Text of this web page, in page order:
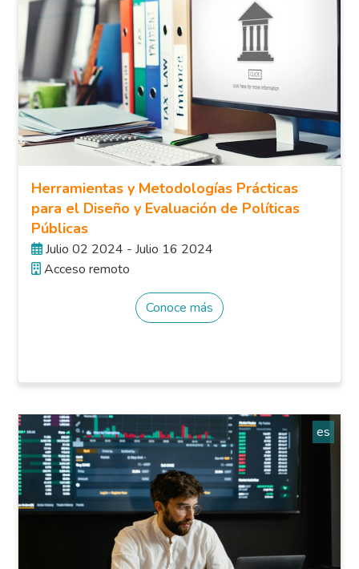
Herramientas y Metodologías Prácticas
para el Diseño y Evaluación de Políticas
Públicas
Julio 02 2024 - Julio 16 2024
Acceso remoto
Conoce más
es